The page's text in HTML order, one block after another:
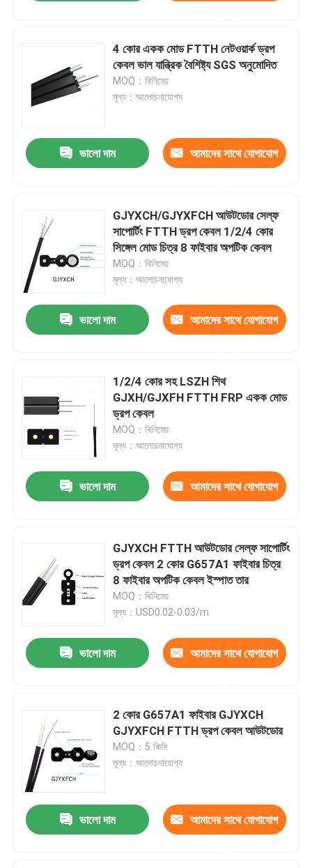
4 কোর একক মোড FTTH নেটওয়ার্ক ড্রপ
কেবল ভাল যান্ত্রিক বৈশিষ্ট্য SGS অনুমোদিত
MOQ：বিনিমেয়
মূল্য：আলোচনাযোগ্য
ভালো দাম আমাদের সাথে যোগাযোগ
GJYXCH/GJYXFCH আউটডোর সেল্ফ
সাপোর্টিং FTTH ড্রপ কেবল 1/2/4 কোর
সিঙ্গেল মোড চিত্র 8 ফাইবার অপটিক কেবল
MOQ：বিনিমেয়
মূল্য：আলোচনাযোগ্য
ভালো দাম আমাদের সাথে যোগাযোগ
1/2/4 কোর সহ LSZH শিথ
GJXH/GJXFH FTTH FRP একক মোড
ড্রপ কেবল
MOQ：বিনিমেয়
মূল্য：আলোচনাযোগ্য
ভালো দাম আমাদের সাথে যোগাযোগ
GJYXCH FTTH আউটডোর সেল্ফ সাপোর্টিং
ড্রপ কেবল 2 কোর G657A1 ফাইবার চিত্র
8 ফাইবার অপটিক কেবল ইস্পাত তার
MOQ：বিনিমেয়
মূল্য：USD0.02-0.03/m
ভালো দাম আমাদের সাথে যোগাযোগ
2 কোর G657A1 ফাইবার GJYXCH
GJYXFCH FTTH ড্রপ কেবল আউটডোর
MOQ：5 কিমি
মূল্য：আলোচনাযোগ্য
ভালো দাম আমাদের সাথে যোগাযোগ